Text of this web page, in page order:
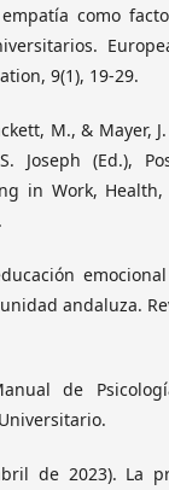
como
9(1), 19-29.
M., & Mayer,
Joseph (Ed.),
in Work,
andaluza.
de
de 2023). La